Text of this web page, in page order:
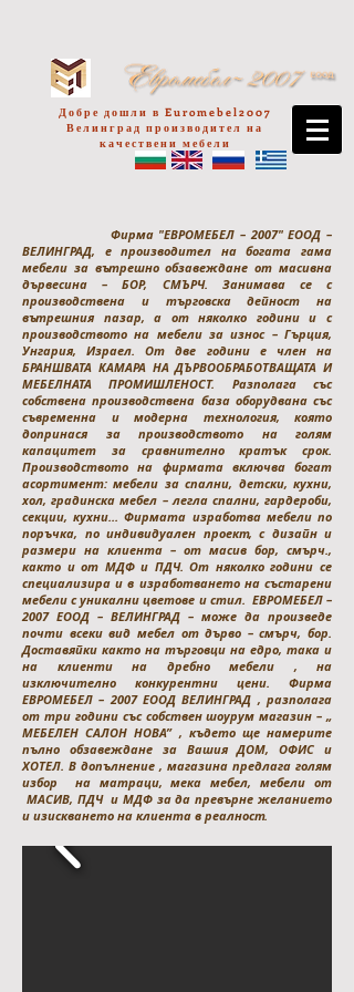
Добре дошли в Euromebel2007
Велинград производител на
качествени мебели
Фирма "ЕВРОМЕБЕЛ – 2007" ЕООД –
ВЕЛИНГРАД, е производител на богата гама
мебели за вътрешно обзавеждане от масивна
дървесина – БОР, СМЪРЧ. Занимава се с
производствена и търговска дейност на
вътрешния пазар, а от няколко години и с
производството на мебели за износ – Гърция,
Унгария, Израел. От две години е член на
БРАНШВАТА КАМАРА НА ДЪРВООБРАБОТВАЩАТА И
МЕБЕЛНАТА ПРОМИШЛЕНОСТ. Разполага със
собствена производствена база оборудвана със
съвременна и модерна технология, която
допринася за производството на голям
капацитет за сравнително кратък срок.
Производството на фирмата включва богат
асортимент: мебели за спални, детски, кухни,
хол, градинска мебел – легла спални, гардероби,
секции, кухни… Фирмата изработва мебели по
поръчка, по индивидуален проект, с дизайн и
размери на клиента – от масив бор, смърч.,
както и от МДФ и ПДЧ. От няколко години се
специализира и в изработването на състарени
мебели с уникални цветове и стил. ЕВРОМЕБЕЛ –
2007 ЕООД – ВЕЛИНГРАД – може да произведе
почти всеки вид мебел от дърво – смърч, бор.
Доставяйки както на търговци на едро, така и
на клиенти на дребно мебели , на
изключително конкурентни цени. Фирма
ЕВРОМЕБЕЛ – 2007 ЕООД ВЕЛИНГРАД , разполага
от три години със собствен шоурум магазин – „
МЕБЕЛЕН САЛОН НОВА” , където ще намерите
пълно обзавеждане за Вашия ДОМ, ОФИС и
ХОТЕЛ. В допълнение , магазина предлага голям
избор на матраци, мека мебел, мебели от
МАСИВ, ПДЧ и МДФ за да превърне желанието
и изискването на клиента в реалност.